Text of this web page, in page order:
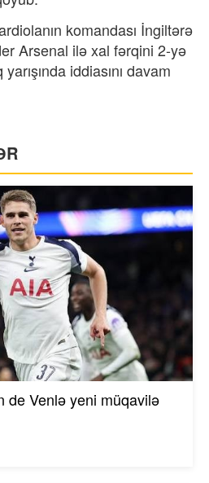
komandası İngiltərə
Arsenal ilə xal fərqini 2-yə
iddiasını davam
de Venlə yeni müqavilə